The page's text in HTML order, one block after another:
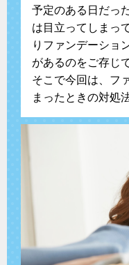
予定のある日だっ
は目立ってしまっ
りファンデーショ
があるのをご存じ
そこで今回は、フ
まったときの対処